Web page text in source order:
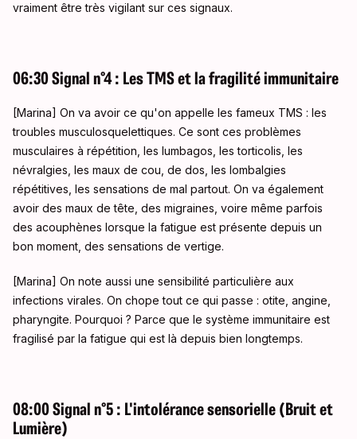
vraiment être très vigilant sur ces signaux.
06:30 Signal n°4 : Les TMS et la fragilité immunitaire
[Marina] On va avoir ce qu'on appelle les fameux TMS : les
troubles musculosquelettiques. Ce sont ces problèmes
musculaires à répétition, les lumbagos, les torticolis, les
névralgies, les maux de cou, de dos, les lombalgies
répétitives, les sensations de mal partout. On va également
avoir des maux de tête, des migraines, voire même parfois
des acouphènes lorsque la fatigue est présente depuis un
bon moment, des sensations de vertige.
[Marina] On note aussi une sensibilité particulière aux
infections virales. On chope tout ce qui passe : otite, angine,
pharyngite. Pourquoi ? Parce que le système immunitaire est
fragilisé par la fatigue qui est là depuis bien longtemps.
08:00 Signal n°5 : L'intolérance sensorielle (Bruit et
Lumière)